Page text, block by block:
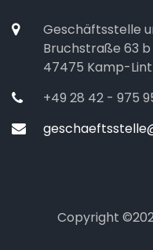
Geschäftsstelle
Bruchstraße 63 b
47475 Kamp-
+49 28 42 - 975
Copyright ©